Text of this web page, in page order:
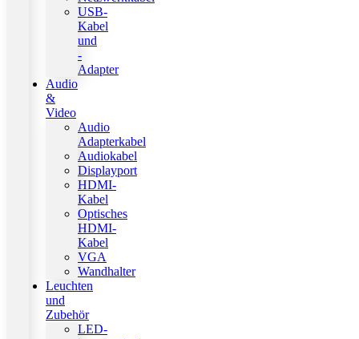
USB-
Kabel
und
-
Adapter
Audio
&
Video
Audio
Adapterkabel
Audiokabel
Displayport
HDMI-
Kabel
Optisches
HDMI-
Kabel
VGA
Wandhalter
Leuchten
und
Zubehör
LED-